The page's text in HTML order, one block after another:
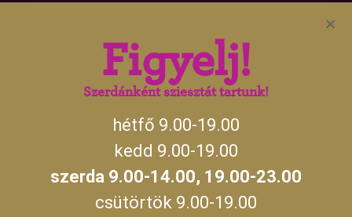
agyulakult.hu
hétfő, kedd, csütörtök, péntek, szombat,
vasárnap
09:00 –
Figyelj!
Szerdánként sziesztát tartunk!
hétfő 9.00-19.00
kedd 9.00-19.00
szerda 9.00-14.00, 19.00-23.00
csütörtök 9.00-19.00